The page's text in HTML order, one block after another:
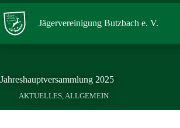
Zum
Inhalt
springen
Jägervereinigung Butzbach e. V.
Jahreshauptversammlung 2025
AKTUELLES,ALLGEMEIN